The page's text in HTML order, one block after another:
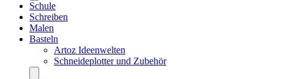
Schule
Schreiben
Malen
Basteln
Artoz Ideenwelten
Schneideplotter und Zubehör